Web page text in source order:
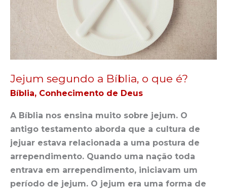
Jejum segundo a Bíblia, o que é?
Bíblia, Conhecimento de Deus
A Bíblia nos ensina muito sobre jejum. O
antigo testamento aborda que a cultura de
jejuar estava relacionada a uma postura de
arrependimento. Quando uma nação toda
entrava em arrependimento, iniciavam um
período de jejum. O jejum era uma forma de
que
é?